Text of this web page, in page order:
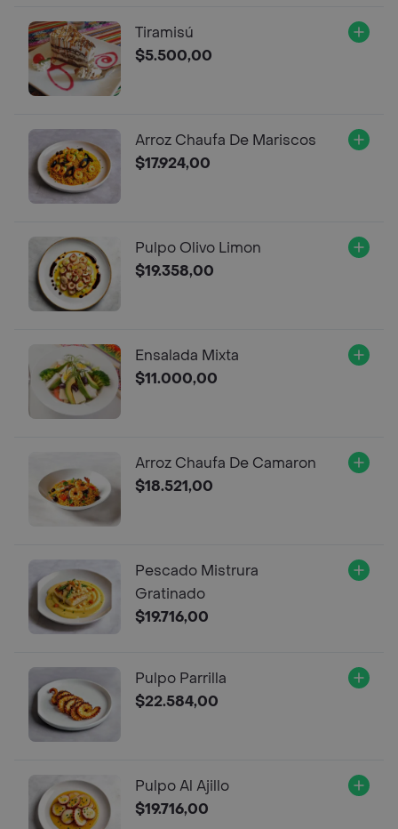
Tiramisú
$5.500,00
Arroz Chaufa De Mariscos
$17.924,00
Pulpo Olivo Limon
$19.358,00
Ensalada Mixta
$11.000,00
Arroz Chaufa De Camaron
$18.521,00
Pescado Mistrura
Gratinado
$19.716,00
Pulpo Parrilla
$22.584,00
Pulpo Al Ajillo
$19.716,00